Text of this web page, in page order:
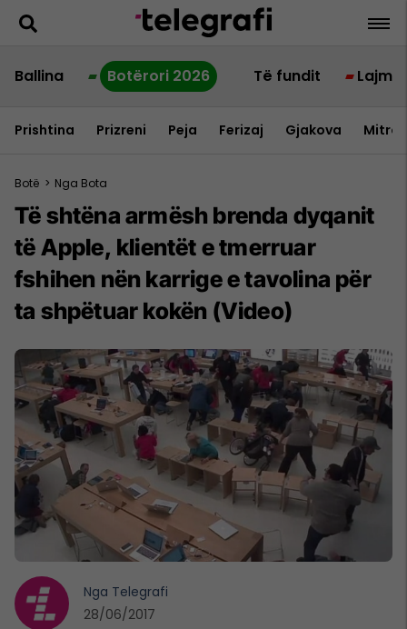
Ballina Botërori 2026 Të fundit Lajme
Prishtina Prizreni Peja Ferizaj Gjakova
Botë > Nga Bota
Të shtëna armësh brenda dyqanit
të Apple, klientët e tmerruar
fshihen nën karrige e tavolina për
ta shpëtuar kokën (Video)
Nga Telegrafi
28/06/2017